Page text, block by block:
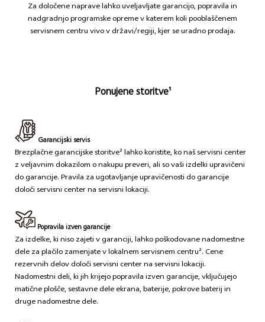
Za določene naprave lahko uveljavljate garancijo, popravila in
nadgradnjo programske opreme v katerem koli pooblaščenem
servisnem centru vivo v državi/regiji, kjer se uradno prodaja.
Ponujene storitve¹
Garancijski servis
Brezplačne garancijske storitve² lahko koristite, ko naš servisni center
z veljavnim dokazilom o nakupu preveri, ali so vaši izdelki upravičeni
do garancije. Pravila za ugotavljanje upravičenosti do garancije
določi servisni center na servisni lokaciji.
Popravila izven garancije
Za izdelke, ki niso zajeti v garanciji, lahko poškodovane nadomestne
dele za plačilo zamenjate v lokalnem servisnem centru². Cene
rezervnih delov določi servisni center na servisni lokaciji.
Nadomestni deli, ki jih krijejo popravila izven garancije, vključujejo
matične plošče, sestavne dele ekrana, baterije, pokrove baterij in
druge nadomestne dele.